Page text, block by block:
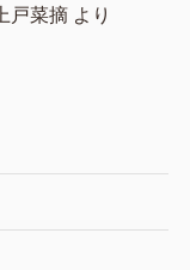
上戸菜摘より